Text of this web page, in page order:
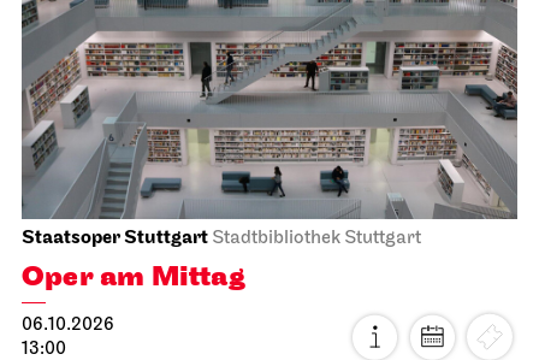
Staatsoper Stuttgart Stadtbibliothek Stuttgart
Oper am Mittag
06.10.2026
13:00